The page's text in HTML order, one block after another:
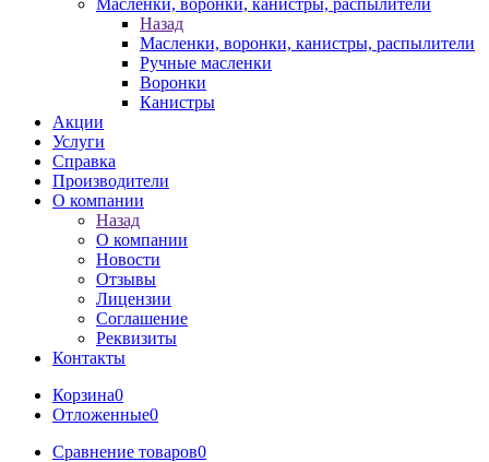
Масленки, воронки, канистры, распылители
Назад
Масленки, воронки, канистры, распылители
Ручные масленки
Воронки
Канистры
Акции
Услуги
Справка
Производители
О компании
Назад
О компании
Новости
Отзывы
Лицензии
Соглашение
Реквизиты
Контакты
Корзина0
Отложенные0
Сравнение товаров0